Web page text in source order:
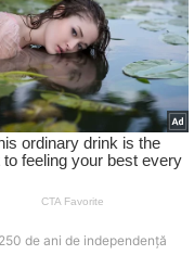
de ani de independență